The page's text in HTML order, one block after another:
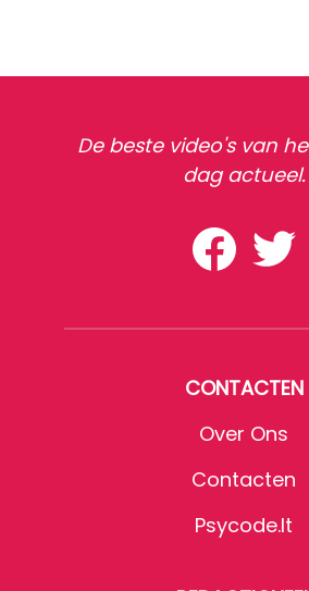
De beste video's van
dag actueel.
CONTACTEN
Over Ons
Contacten
Psycode.it